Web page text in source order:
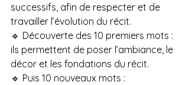
successifs, afin de respecter et de
travailler l’évolution du récit.
🔹 Découverte des 10 premiers mots :
ils permettent de poser l’ambiance, le
décor et les fondations du récit.
🔹 Puis 10 nouveaux mots :